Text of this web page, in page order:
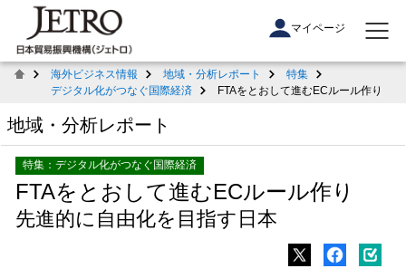
マイページ
海外ビジネス情報 地域・分析レポート
特集
デジタル化がつなぐ国際経済
FTAをとおして進むECルール作り
地域・分析レポート
特集：デジタル化がつなぐ国際経済
FTAをとおして進むECルール作り
先進的に自由化を目指す日本